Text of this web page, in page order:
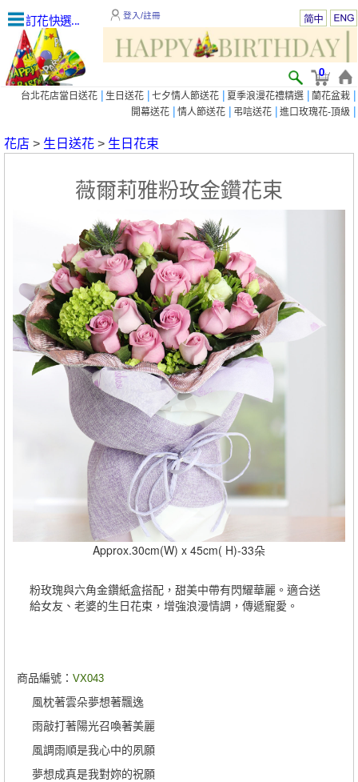
訂花快選... 登入/註冊
0
台北花店當日送花 | 生日送花 | 七夕情人節送花 | 夏季浪漫花禮精選 | 蘭花盆栽 |
開幕送花 | 情人節送花 | 弔唁送花 | 進口玫瑰花-頂級 |
花店 > 生日送花 > 生日花束
薇爾莉雅粉玫金鑽花束
Approx.30cm(W) x 45cm( H)-33朵
粉玫瑰與六角金鑽紙盒搭配，甜美中帶有閃耀華麗。適合送
給女友、老婆的生日花束，增強浪漫情調，傳遞寵愛。
商品編號：VX043
風枕著雲朵夢想著飄逸
雨敲打著陽光召喚著美麗
風調雨順是我心中的夙願
夢想成真是我對妳的祝願